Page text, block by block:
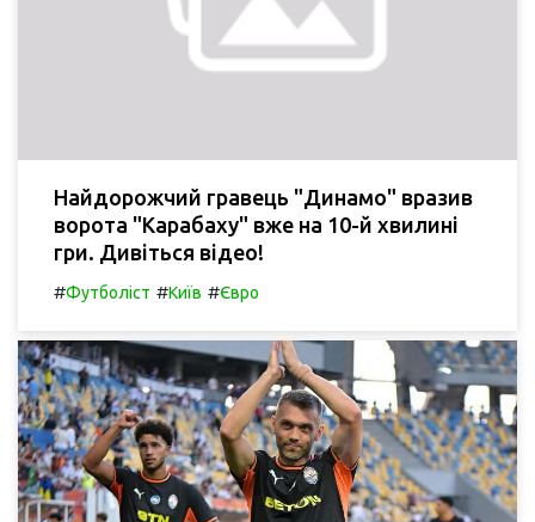
Найдорожчий гравець "Динамо" вразив
ворота "Карабаху" вже на 10-й хвилині
гри. Дивіться відео!
#Футболіст #Київ #Євро